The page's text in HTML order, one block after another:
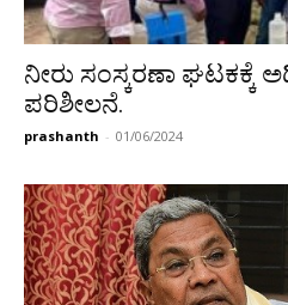
ನೀರು ಸಂಸ್ಕರಣಾ ಘಟಕಕ್ಕೆ
ಪರಿಶೀಲನೆ.
prashanth - 01/06/2024